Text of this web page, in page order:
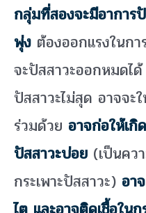
กลุ่มที่สองจะมีอาการ
พุ่ง ต้องออกแรงในกา
จะปัสสาวะออกหมดไ
ปัสสาวะไม่สุด อาจจะ
ร่วมด้วย อาจก่อให้เกิ
ปัสสาวะบ่อย (เป็นคว
กระเพาะปัสสาวะ) อา